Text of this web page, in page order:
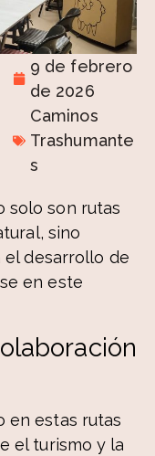
9 de febrero
de 2026
Caminos
Trashumante
s
solo son rutas
sino
desarrollo de
en este
en estas rutas
el turismo y la